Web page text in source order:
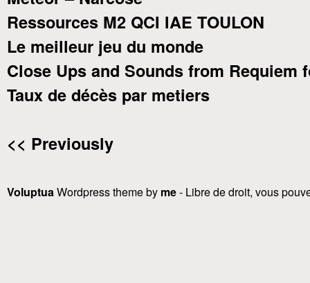
Ressources M2 QCI IAE TOULON
Le meilleur jeu du monde
Close Ups and Sounds from Requiem
Taux de décès par metiers
<< Previously
VoluptuaWordpress theme by me- Libre de droit, vous